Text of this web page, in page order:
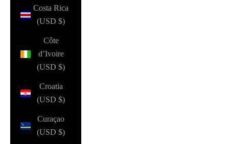
Costa Rica
(USD $)
Côte
d’Ivoire
(USD $)
Croatia
(USD $)
Curaçao
(USD $)